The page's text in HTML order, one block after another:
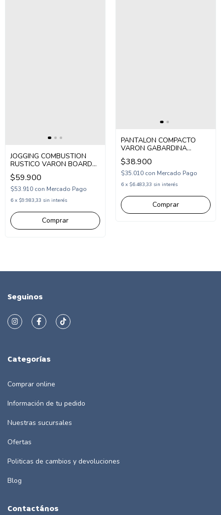
JOGGING COMBUSTION
RUSTICO VARON BOARD
(CB2575115)
$59.900
$53.910 con Mercado Pago
6 x $9.983,33 sin interés
Comprar
PANTALON COMPACTO
VARON GABARDINA
ELASTIZADO (COM253232)
$38.900
$35.010 con Mercado Pago
6 x $6.483,33 sin interés
Comprar
Seguinos
Categorías
Comprar online
Información de tu pedido
Nuestras sucursales
Ofertas
Politicas de cambios y devoluciones
Blog
Contactános